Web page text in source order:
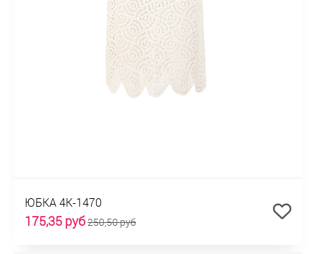
ЮБКА 4К-1470
175,35 руб250,50 руб